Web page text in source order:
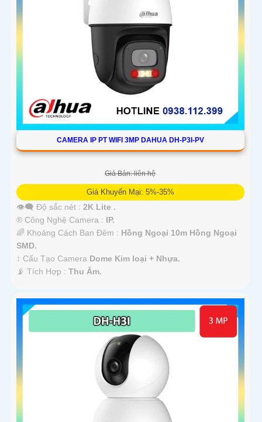
CAMERA IP PT WIFI 3MP DAHUA DH-P3I-PV
Giá Bán: liên hệ
Giá Khuyến Mại: 5%-35%
👁️‍🗨 Độ sắc nét : 2K Lite .
®️ Công Nghệ Camera : IP.
🌈 Khoảng Cách Ban Đêm : Hồng Ngoại 10m Hồng Ngoại
SMD.
↕️ Cấu Tạo Camera Dome Kim loại + Nhựa.
️📡 Tích Hợp : Thu Âm.